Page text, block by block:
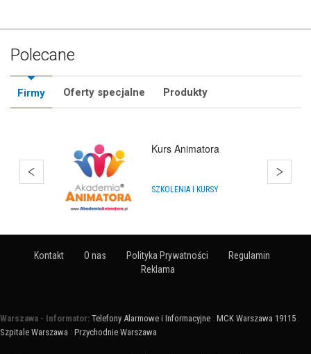
Polecane
Firmy Oferty specjalne Produkty
Kurs Animatora
SZKOLENIA I KURSY
Kontakt O nas Polityka Prywatności
Regulamin
Reklama
Warszawa - Informator: Telefony Alarmowe i Informacyjne : MCK Warszawa 19115 :
Szpitale Warszawa : Przychodnie Warszawa